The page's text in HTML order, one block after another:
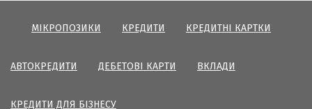
МІКРОПОЗИКИ КРЕДИТИ КРЕДИТНІ КАРТКИ
АВТОКРЕДИТИ ДЕБЕТОВІ КАРТИ ВКЛАДИ
КРЕДИТИ ДЛЯ БІЗНЕСУ